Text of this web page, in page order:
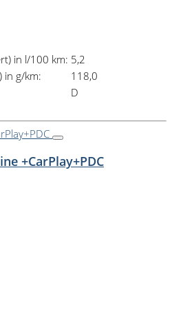
in l/100 km: 5,2
in g/km:
118,0
D
+CarPlay+PDC